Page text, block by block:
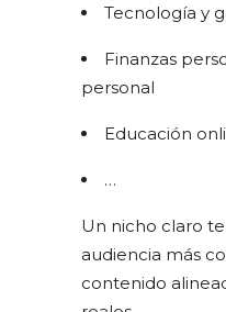
Tecnología y
Finanzas
personal
Educación
…
Un nicho claro
audiencia más
contenido